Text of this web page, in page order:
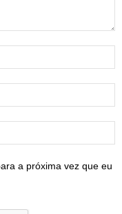
a próxima vez que eu